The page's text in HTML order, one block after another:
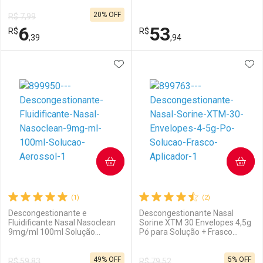
Comprar sem Desconto
Por R$ 26,18/cada
Comprar sem Desconto
Por R$ 26,18/cada
Comprar sem Desconto
Por R$ 73,32/cada
Por R$ 73,32/cada
R$ 7,99
R$6,39
20% OFF
Laboratório
Ativar Desconto
Por Menos
R$53,94
Laboratório
Ativar Desconto
Por Menos
(1)
Descongestionante e
Fluidificante Nasal Nasoclean
9mg/ml 100ml Solução
R$ 59,83
49% OFF
ADICIONAR AOS FAVORITOS
COMPRAR
(2)
Descongestionante Nasal
Sorine XTM 30 Envelopes 4,5g
Pó para Solução + Frasco
R$ 79,52
5% OFF
COMPRAR